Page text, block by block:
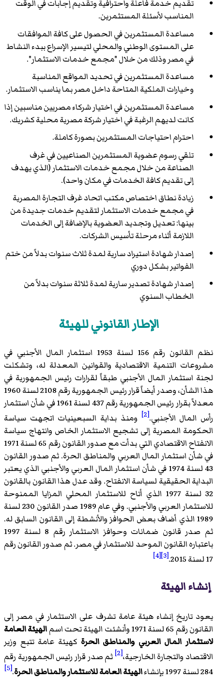
تقديم خدمة فاعلة واحترافية وتقديم إجابات في الوقت
المناسب لأسئلة المستثمرين.
مساعدة المستثمرين في الحصول على كافة الموافقات
على المستوى الوطني والمحلي لتيسير الإسراع ببدء النشاط
في مصر وذلك من خلال "مجمع خدمات الاستثمار".
مساعدة المستثمرين في تحديد المواقع المناسبة
وخيارات الملكية المتاحة داخل مصر بما يناسب الاستثمار.
مساعدة المستثمرين في اختيار شركاء مصريين مناسبين إذا
كانت لديهم الرغبة في اختيار شركة مصرية محلية كشريك.
احترام احتياجات المستثمرين بصورة كاملة.
تلقي رسوم عضوية المستثمرين الصناعيين في غرف
الصناعة من خلال مجمع خدمات الاستثمار (الذي يهدف
إلى تقديم كافة الخدمات في مكان واحد).
زيادة نطاق اختصاص مكتب اتحاد غرف التجارة المصرية
في مجمع خدمات الاستثمار لتقديم خدمات جديدة من
بينها: تعديل وتجديد العضوية بالإضافة إلى الخدمات
اللازمة أثناء مرحلة تأسيس الشركات.
إصدار شهادة استيراد سارية لمدة ثلاث سنوات بدلاً من ختم
الفواتير بشكل دوري
إصدار شهادة تصدير سارية لمدة ثلاثة سنوات بدلاً من
الخطاب السنوي
الإطار القانوني للهيئة
نظم القانون رقم 156 لسنة 1953 استثمار المال الأجنبي في
مشروعات التنمية الاقتصادية والقوانين المعدلة له، وتشكلت
لجنة استثمار المال الأجنبي طبقاً لقرارات رئيس الجمهورية في
هذا الشأن، وصدر أيضاً قرار رئيس الجمهورية رقم 2108 لسنة 1960
معدلاً بقرار رئيس الجمهورية رقم 437 لسنة 1961 في شأن استثمار
رأس المال الأجنبي.[2]
ومنذ بداية السبعينيات اتجهت سياسة
الحكومة المصرية إلى تشجيع الاستثمار الخاص وانتهاج سياسة
الانفتاح الاقتصادي التي بدأت مع صدور القانون رقم 65 لسنة 1971
في شأن استثمار المال العربي والمناطق الحرة. ثم صدور القانون
43 لسنة 1974 في شأن استثمار المال العربي والأجنبي الذي يعتبر
البداية الحقيقية لسياسة الانفتاح. وقد عدل هذا القانون بالقانون
32 لسنة 1977 الذي أتاح للاستثمار المحلي المزايا الممنوحة
للاستثمار العربي والأجنبي. وفي عام 1989 صدر القانون 230 لسنة
1989 الذي أضاف بعض الحوافز والأنشطة إلى القانون السابق له.
ثم صدر قانون ضمانات وحوافز الاستثمار رقم 8 لسنة 1997
باعتباره القانون الموحد للاستثمار في مصر. ثم صدور القانون رقم
17 لسنة 2015.
[3]
[4]
إنشاء الهيئة
يعود تاريخ إنشاء هيئة عامة تشرف على الاستثمار في مصر إلى
القانون رقم 65 لسنة 1971 وأنشئت الهيئة تحت اسم
الهيئة العامة
لاستثمار المال العربي والمناطق الحرة كهيئة عامة تتبع وزير
الاقتصاد والتجارة الخارجية،[2]
ثم صدر قرار رئيس الجمهورية رقم
284 لسنة 1997 بإنشاء
الهيئة العامة للاستثمار والمناطق الحرة.
[5]